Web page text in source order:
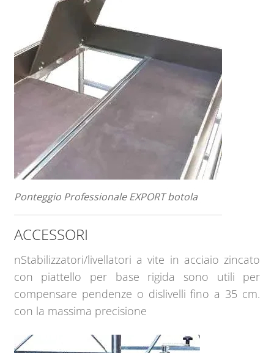
Ponteggio Professionale EXPORT botola
ACCESSORI
nStabilizzatori/livellatori a vite in acciaio zincato
con piattello per base rigida sono utili per
compensare pendenze o dislivelli fino a 35 cm.
con la massima precisione